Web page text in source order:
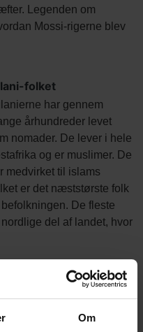
Om
Legenden om
Mossi-rigerne blev
folket
har gennem
århundreder levet
nomader. De lever i hele
og er muslimer. De
medvirket til islams
er det næststørste folk
De fleste
del af landet, hvor
folket bor i den sydlige